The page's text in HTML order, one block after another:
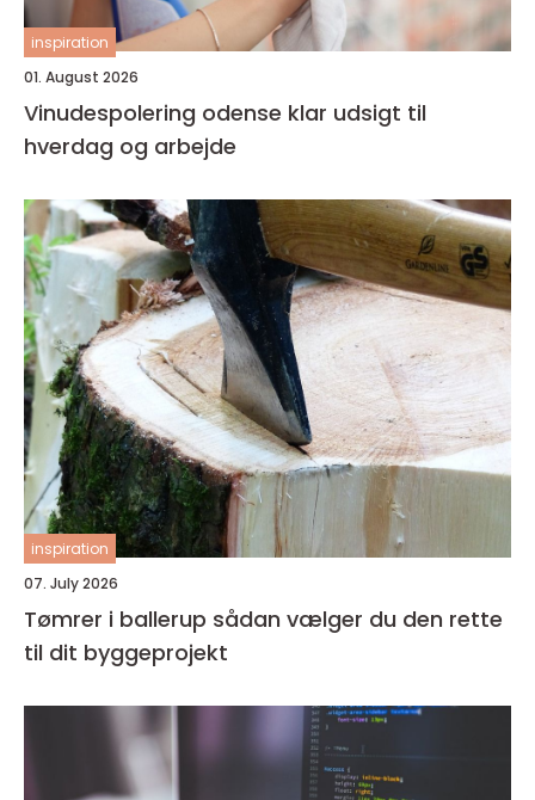
inspiration
01. August 2026
Vinudespolering odense klar udsigt til
hverdag og arbejde
inspiration
07. July 2026
Tømrer i ballerup sådan vælger du den rette
til dit byggeprojekt